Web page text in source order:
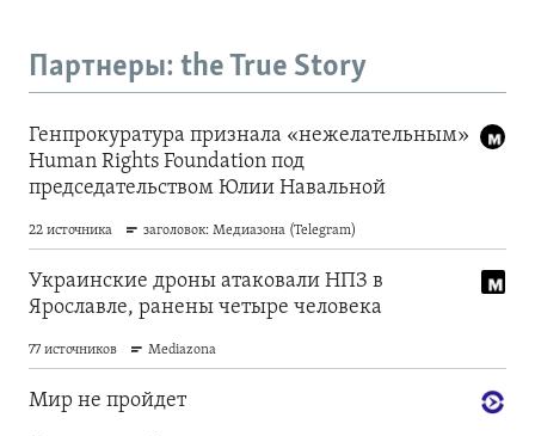
Партнеры: the True Story